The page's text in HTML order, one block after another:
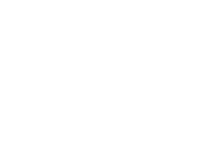
liseuse
à prix défiant
La
un